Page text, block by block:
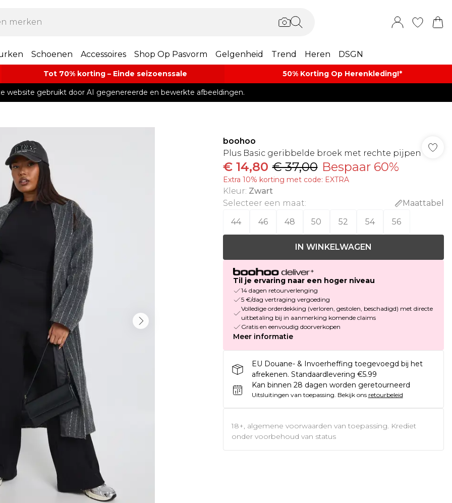
Schoenen Accessoires Shop Op Pasvorm Gelgenheid Trend Heren DSGN
Tot 70% korting – Einde seizoenssale 50% Korting Op Herenkleding​!*​
website gebruikt door AI gegenereerde en bewerkte afbeeldingen.
boohoo
Plus Basic geribbelde broek met rechte pijpen
€ 14,80 € 37,00 Bespaar 60%
Extra 10% korting met code: EXTRA
Kleur: Zwart
Selecteer een maat:
Maattabel
44
46 48 50 52 54 56
IN WINKELWAGEN
Til je ervaring naar een hoger niveau
14 dagen retourverlenging
5 €/dag vertraging vergoeding
Volledige orderdekking (verloren, gestolen, beschadigd) met directe
uitbetaling bij in aanmerking komende claims
Gratis en eenvoudig doorverkopen
Meer informatie
EU Douane- & Invoerheffing toegevoegd bij het
afrekenen. Standaardlevering €5.99
Kan binnen 28 dagen worden geretourneerd
Uitsluitingen van toepassing. Bekijk ons retourbeleid
18+, algemene voorwaarden van toepassing. Krediet
onder voorbehoud van status